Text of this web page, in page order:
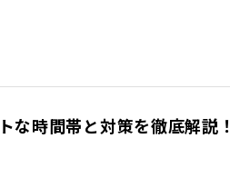
な時間帯と対策を徹底解説！